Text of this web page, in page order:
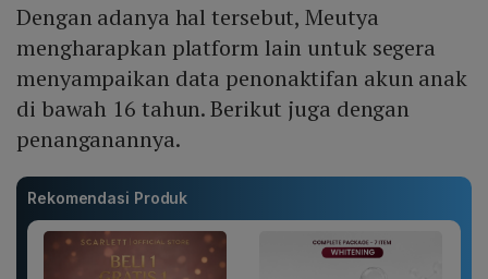
Dengan adanya hal tersebut, Meutya
mengharapkan platform lain untuk segera
menyampaikan data penonaktifan akun anak
di bawah 16 tahun. Berikut juga dengan
penanganannya.
Rekomendasi Produk